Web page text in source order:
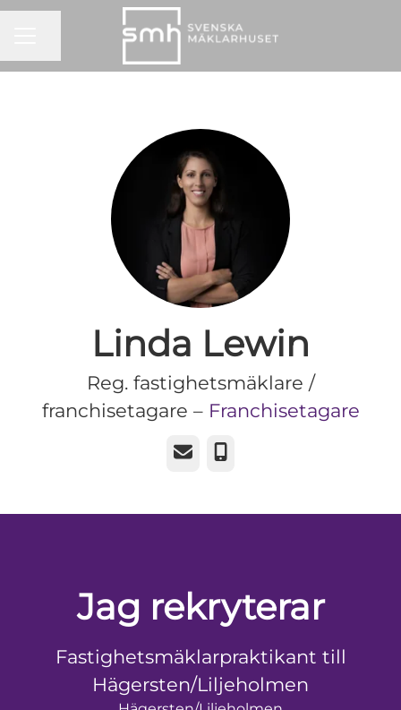
Linda Lewin
Reg. fastighetsmäklare /
franchisetagare – Franchisetagare
E-postTelefon
Jag rekryterar
Fastighetsmäklarpraktikant till
Hägersten/Liljeholmen